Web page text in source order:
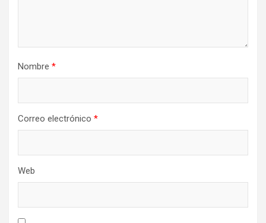
Nombre *
Correo electrónico *
Web